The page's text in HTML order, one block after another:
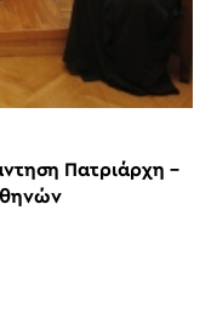
Πατριάρχη –